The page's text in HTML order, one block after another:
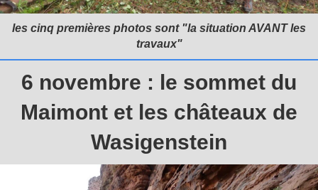
les cinq premières photos sont "la situation AVANT les
travaux"
6 novembre : le sommet du
Maimont et les châteaux de
Wasigenstein